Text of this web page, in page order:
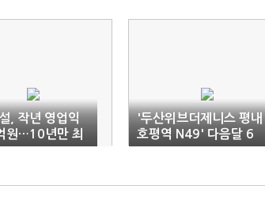
, 작년 영업익
원…10년만 최
전망
'두산위브더제니스 평내
호평역 N49' 다음달 6
일 정당계약